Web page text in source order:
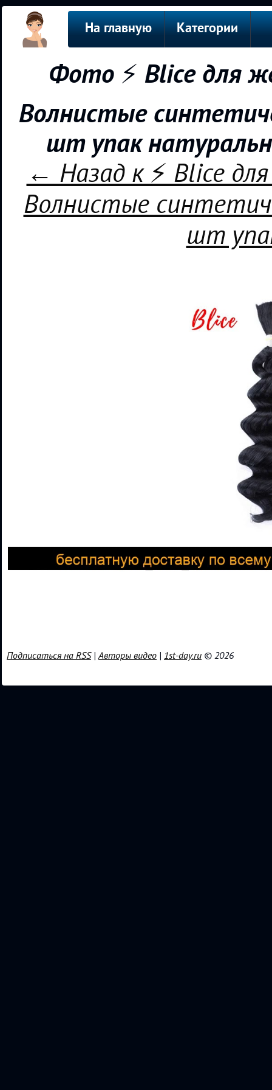
На главную Категории
Фото ⚡️ Blice для
Волнистые
шт упак
← Назад к ⚡️ Blice
Волнистые
шт
Подписаться на RSS|Авторы видео | 1st-day.ru © 2026